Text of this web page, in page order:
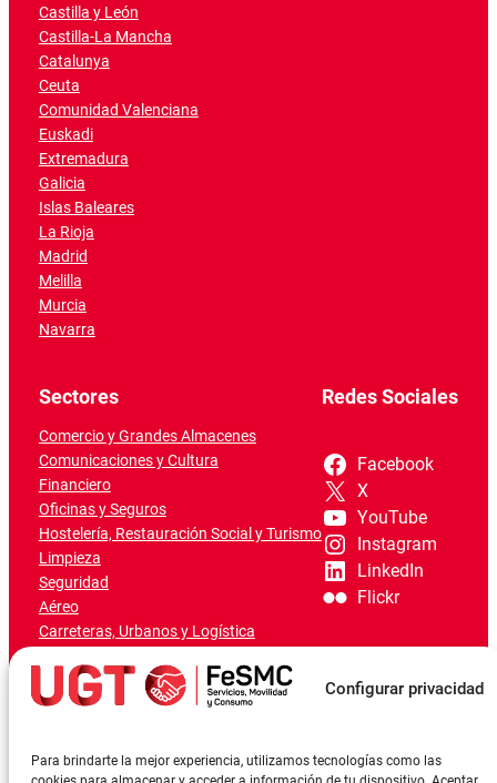
Configurar privacidad
Para brindarte la mejor experiencia, utilizamos tecnologías como las
Castilla y León
Castilla-La Mancha
Catalunya
Ceuta
Comunidad Valenciana
Euskadi
Extremadura
Galicia
Islas Baleares
La Rioja
Madrid
Melilla
Murcia
Navarra
Sectores
Comercio y Grandes Almacenes
Comunicaciones y Cultura
Financiero
Oficinas y Seguros
Hostelería, Restauración Social y Turismo
Limpieza
Seguridad
Aéreo
Carreteras, Urbanos y Logística
Marítimo-Portuario
Redes Sociales
Facebook
X
YouTube
Instagram
LinkedIn
Flickr